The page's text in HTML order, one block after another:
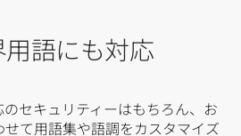
語にも対応
セキュリティーはもちろん、お
て用語集や語調をカスタマイズ